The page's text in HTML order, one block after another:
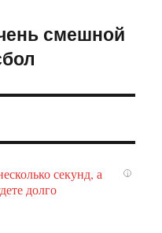
смешной
i
секунд, а
долго